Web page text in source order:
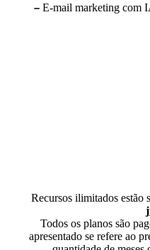
E-mail marketing com
Recursos ilimitados estão
Todos os planos são
apresentado se refere ao